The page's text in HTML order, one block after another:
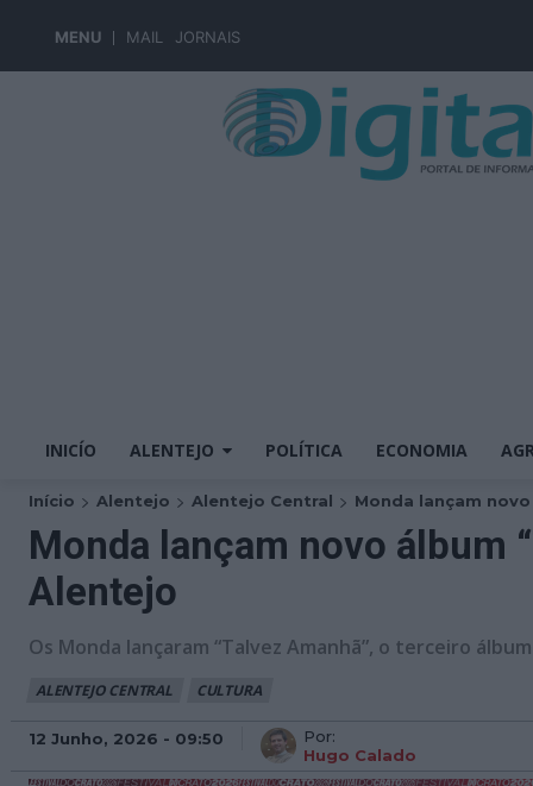
MENU MAIL JORNAIS
INICÍO ALENTEJO POLÍTICA ECONOMIA
Início Alentejo Alentejo Central Monda lançam
Monda lançam novo álbum
Alentejo
Os Monda lançaram “Talvez Amanhã”, o terceiro
ALENTEJO CENTRAL CULTURA
12 Junho, 2026 - 09:50
Por:
Hugo Calado